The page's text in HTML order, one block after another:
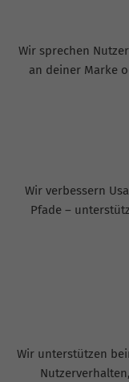
Wir sprechen
an deiner Marke
Wir verbessern
Pfade –
Wir unterstützen